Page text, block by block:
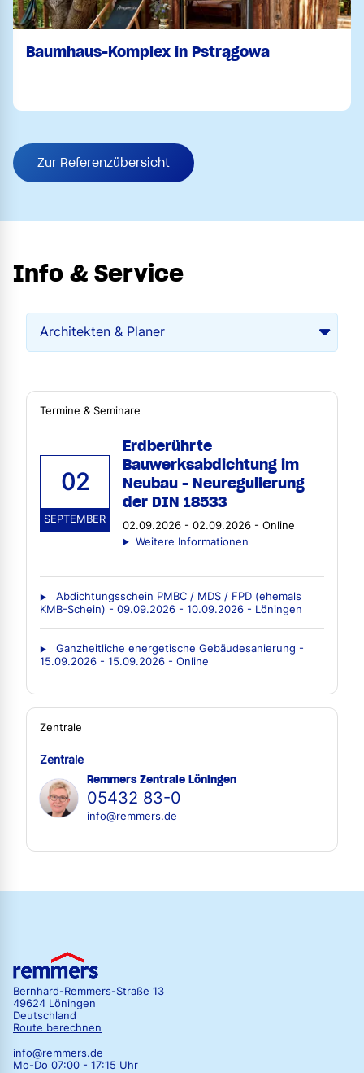
Baumhaus-Komplex in Pstrągowa
Zur Referenzübersicht
Info & Service
Termine & Seminare
02
SEPTEMBER
Erdberührte
Bauwerksabdichtung im
Neubau - Neuregulierung
der DIN 18533
02.09.2026 - 02.09.2026 - Online
Weitere Informationen
Abdichtungsschein PMBC / MDS / FPD (ehemals
KMB-Schein) - 09.09.2026 - 10.09.2026 - Löningen
Ganzheitliche energetische Gebäudesanierung -
15.09.2026 - 15.09.2026 - Online
Zentrale
Zentrale
Remmers Zentrale Löningen
05432 83-0
info@remmers.de
Bernhard-Remmers-Straße 13
49624 Löningen
Deutschland
Route berechnen
info@remmers.de
Mo-Do 07:00 - 17:15 Uhr